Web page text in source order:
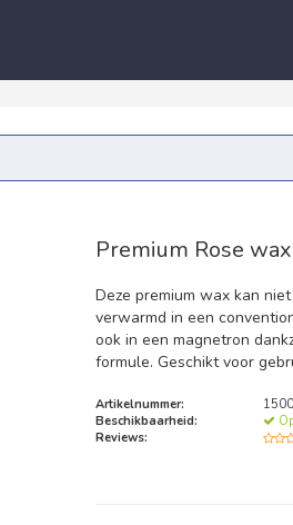
Premium Rose
Deze premium wax kan
verwarmd in een
ook in een magnetron
formule. Geschikt voor
Artikelnummer:
Beschikbaarheid:
Reviews: